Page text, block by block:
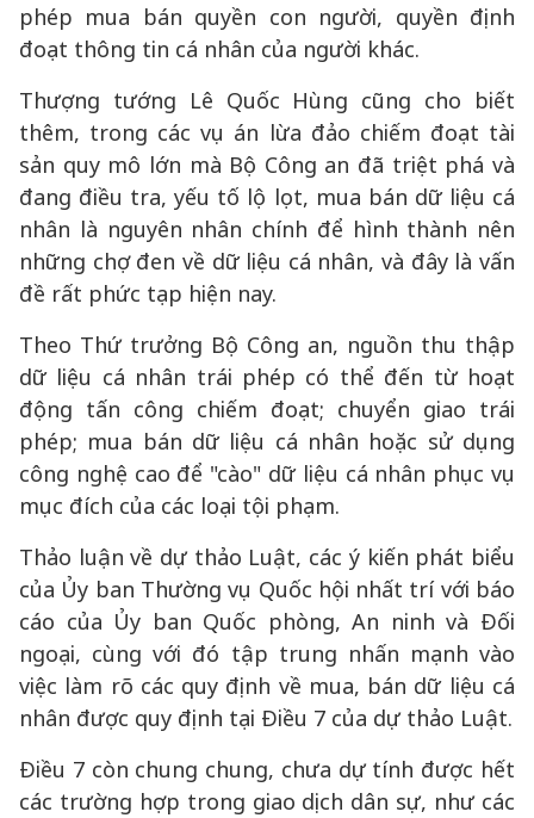
phép mua bán quyền con người, quyền định
đoạt thông tin cá nhân của người khác.
Thượng tướng Lê Quốc Hùng cũng cho biết
thêm, trong các vụ án lừa đảo chiếm đoạt tài
sản quy mô lớn mà Bộ Công an đã triệt phá và
đang điều tra, yếu tố lộ lọt, mua bán dữ liệu cá
nhân là nguyên nhân chính để hình thành nên
những chợ đen về dữ liệu cá nhân, và đây là vấn
đề rất phức tạp hiện nay.
Theo Thứ trưởng Bộ Công an, nguồn thu thập
dữ liệu cá nhân trái phép có thể đến từ hoạt
động tấn công chiếm đoạt; chuyển giao trái
phép; mua bán dữ liệu cá nhân hoặc sử dụng
công nghệ cao để "cào" dữ liệu cá nhân phục vụ
mục đích của các loại tội phạm.
Thảo luận về dự thảo Luật, các ý kiến phát biểu
của Ủy ban Thường vụ Quốc hội nhất trí với báo
cáo của Ủy ban Quốc phòng, An ninh và Đối
ngoại, cùng với đó tập trung nhấn mạnh vào
việc làm rõ các quy định về mua, bán dữ liệu cá
nhân được quy định tại Điều 7 của dự thảo Luật.
Điều 7 còn chung chung, chưa dự tính được hết
các trường hợp trong giao dịch dân sự, như các